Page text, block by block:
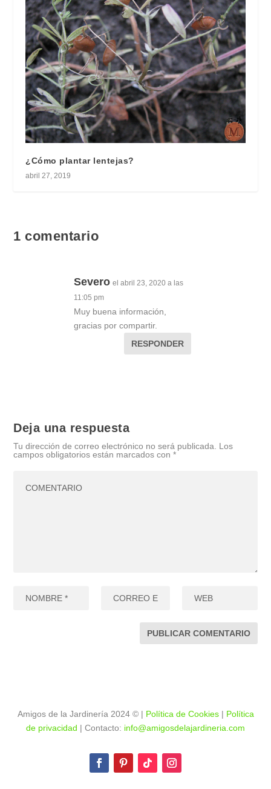
¿Cómo plantar lentejas?
abril 27, 2019
1 comentario
Severo el abril 23, 2020 a las
11:05 pm
Muy buena información,
gracias por compartir.
RESPONDER
Deja una respuesta
Tu dirección de correo electrónico no será publicada.
Los
campos obligatorios están marcados con*
Amigos de la Jardinería 2024 © | Política de Cookies| Política
de privacidad | Contacto: info@amigosdelajardineria.com